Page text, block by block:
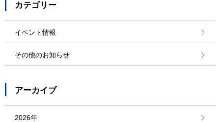
カテゴリー
イベント情報
その他のお知らせ
アーカイブ
2026年